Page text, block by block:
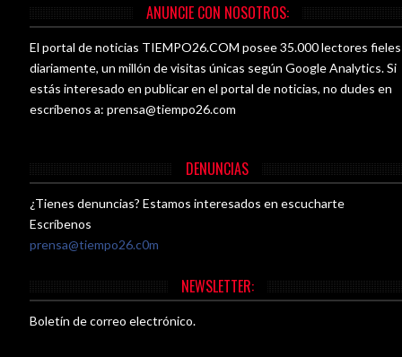
ANUNCIE CON NOSOTROS:
El portal de noticias TIEMPO26.COM posee 35.000 lectores fieles
diariamente, un millón de visitas únicas según Google Analytics. Si
estás interesado en publicar en el portal de noticias, no dudes en
escríbenos a:prensa@tiempo26.com
DENUNCIAS
¿Tienes denuncias? Estamos interesados en escucharte
Escríbenos
prensa@tiempo26.c0m
NEWSLETTER:
Boletín de correo electrónico.